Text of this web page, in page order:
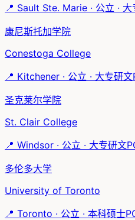
📍 Sault Ste. Marie · 公立 · 大
康尼斯托加学院
Conestoga College
📍 Kitchener · 公立 · 大专研文
圣克莱尔学院
St. Clair College
📍 Windsor · 公立 · 大专研文
多伦多大学
University of Toronto
📍 Toronto · 公立 · 本科硕士